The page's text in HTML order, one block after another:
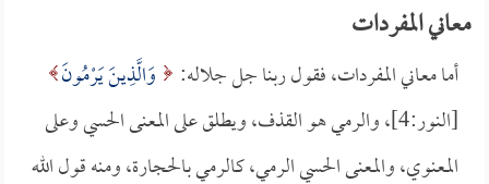
معاني المفردات
أما معاني المفردات، فقول ربنا جل جلاله:
وَالَّذِينَ يَرْمُونَ
[النور:4]، والرمي هو القذف، ويطلق على المعنى الحسي وعلى
المعنوي، والمعنى الحسي الرمي، كالرمي بالحجارة، ومنه قول الله